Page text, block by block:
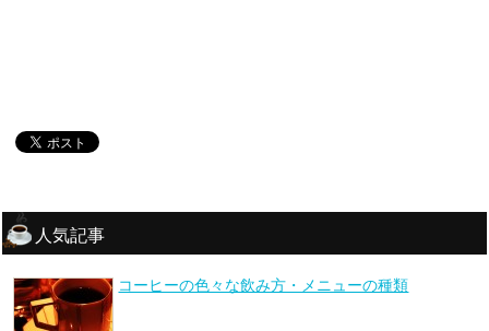
人気記事
コーヒーの色々な飲み方・メニューの種類